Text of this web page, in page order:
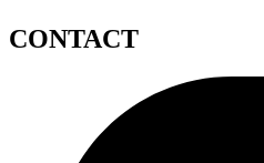
CONTACT